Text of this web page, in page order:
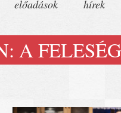
előadások hírek
A